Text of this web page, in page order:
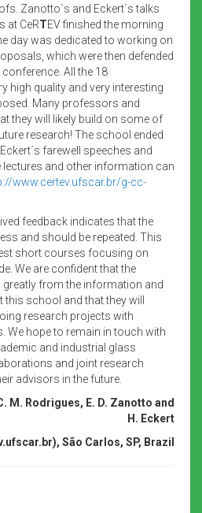
Zanotto´s and Eckert´s talks
at CeRTEV finished the morning
day was dedicated to working on
which were then defended
All the 18
high quality and very interesting
Many professors and
they will likely build on some of
research! The school ended
farewell speeches and
and other information can
www.certev.ufscar.br/g-cc-
feedback indicates that the
and should be repeated. This
short courses focusing on
We are confident that the
greatly from the information and
school and that they will
research projects with
We hope to remain in touch with
and industrial glass
and joint research
advisors in the future.
M. Rodrigues, E. D. Zanotto and
H. Eckert
), São Carlos, SP, Brazil